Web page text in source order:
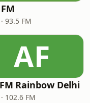
93.5 FM
AF
Rainbow Delhi
102.6 FM